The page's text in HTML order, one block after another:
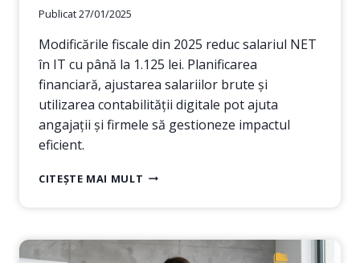
Publicat27/01/2025
Modificările fiscale din 2025 reduc salariul NET
în IT cu până la 1.125 lei. Planificarea
financiară, ajustarea salariilor brute și
utilizarea contabilității digitale pot ajuta
angajații și firmele să gestioneze impactul
eficient.
CITEȘTE MAI MULT MODIFICĂRI
IT